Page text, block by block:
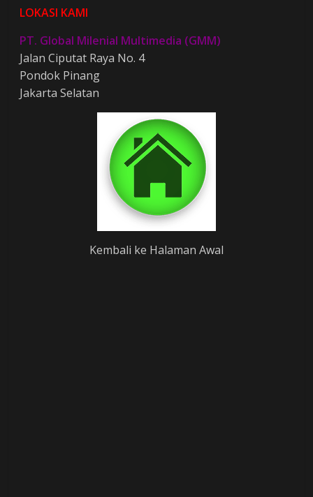
LOKASI KAMI
PT. Global Milenial Multimedia (GMM)
Jalan Ciputat Raya No. 4
Pondok Pinang
Jakarta Selatan
Kembali ke Halaman Awal